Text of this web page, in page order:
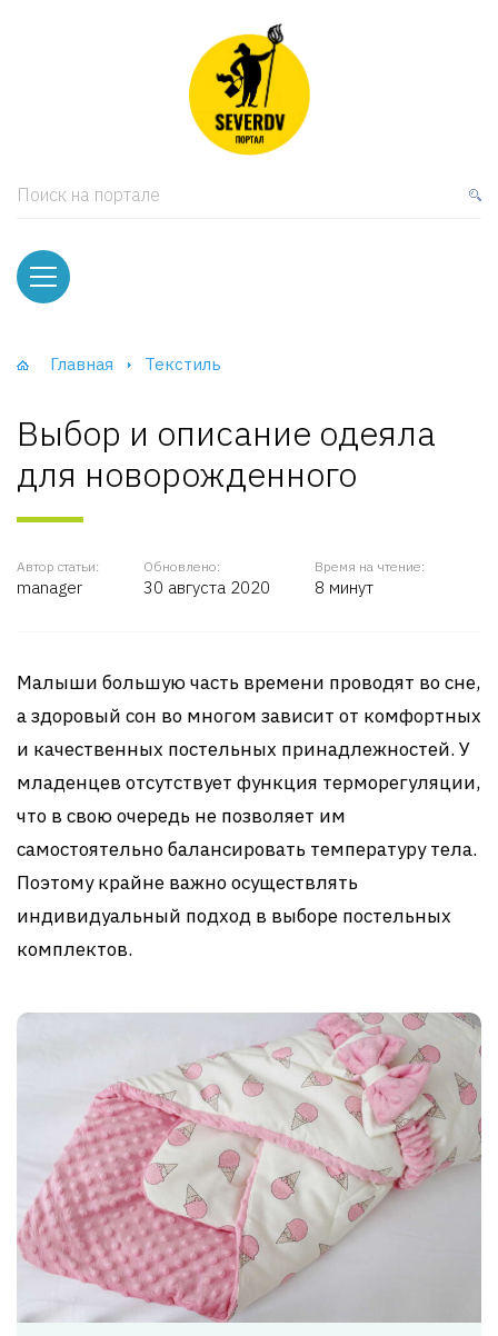
Поиск на портале
Главная Текстиль
Выбор и описание одеяла
для новорожденного
Автор статьи:
manager
Обновлено:
30 августа 2020
Время на чтение:
8 минут
Малыши большую часть времени проводят во сне,
а здоровый сон во многом зависит от комфортных
и качественных постельных принадлежностей. У
младенцев отсутствует функция терморегуляции,
что в свою очередь не позволяет им
самостоятельно балансировать температуру тела.
Поэтому крайне важно осуществлять
индивидуальный подход в выборе постельных
комплектов.
и тумбы
и Шкафы-Купе